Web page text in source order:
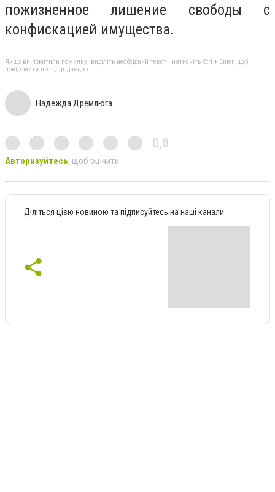
пожизненное лишение свободы с
конфискацией имущества.
Якщо ви помітили помилку, виділіть необхідний текст і натисніть Ctrl + Enter, щоб
повідомити про це редакцію
Надежда Дремлюга
0,0
Авторизуйтесь, щоб оцінити
Діліться цією новиною та підписуйтесь на наші канали